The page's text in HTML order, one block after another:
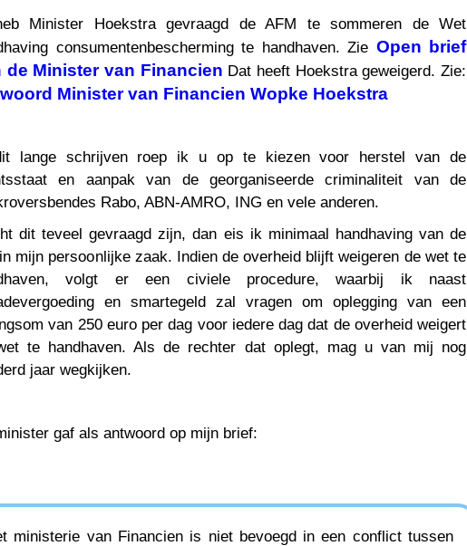
Minister Hoekstra gevraagd de AFM te sommeren de Wet
consumentenbescherming te handhaven. Zie Open brief
de Minister van Financien Dat heeft Hoekstra geweigerd. Zie:
Minister van Financien Wopke Hoekstra
lange schrijven roep ik u op te kiezen voor herstel van de
en aanpak van de georganiseerde criminaliteit van de
Rabo, ABN-AMRO, ING en vele anderen.
dit teveel gevraagd zijn, dan eis ik minimaal handhaving van de
mijn persoonlijke zaak. Indien de overheid blijft weigeren de wet te
volgt er een civiele procedure, waarbij ik naast
en smartegeld zal vragen om oplegging van een
van 250 euro per dag voor iedere dag dat de overheid weigert
te handhaven. Als de rechter dat oplegt, mag u van mij nog
jaar wegkijken.
gaf als antwoord op mijn brief:
ministerie van Financien is niet bevoegd in een conflict tussen